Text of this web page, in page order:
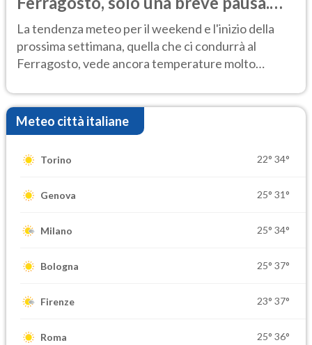
Ecco dove
La tendenza meteo per il weekend e l'inizio della
prossima settimana, quella che ci condurrà al
Ferragosto, vede ancora temperature molto
Meteo città italiane
Torino 22° 34°
Genova 25° 31°
Milano 25° 34°
Bologna 25° 37°
Firenze 23° 37°
Roma 25° 36°